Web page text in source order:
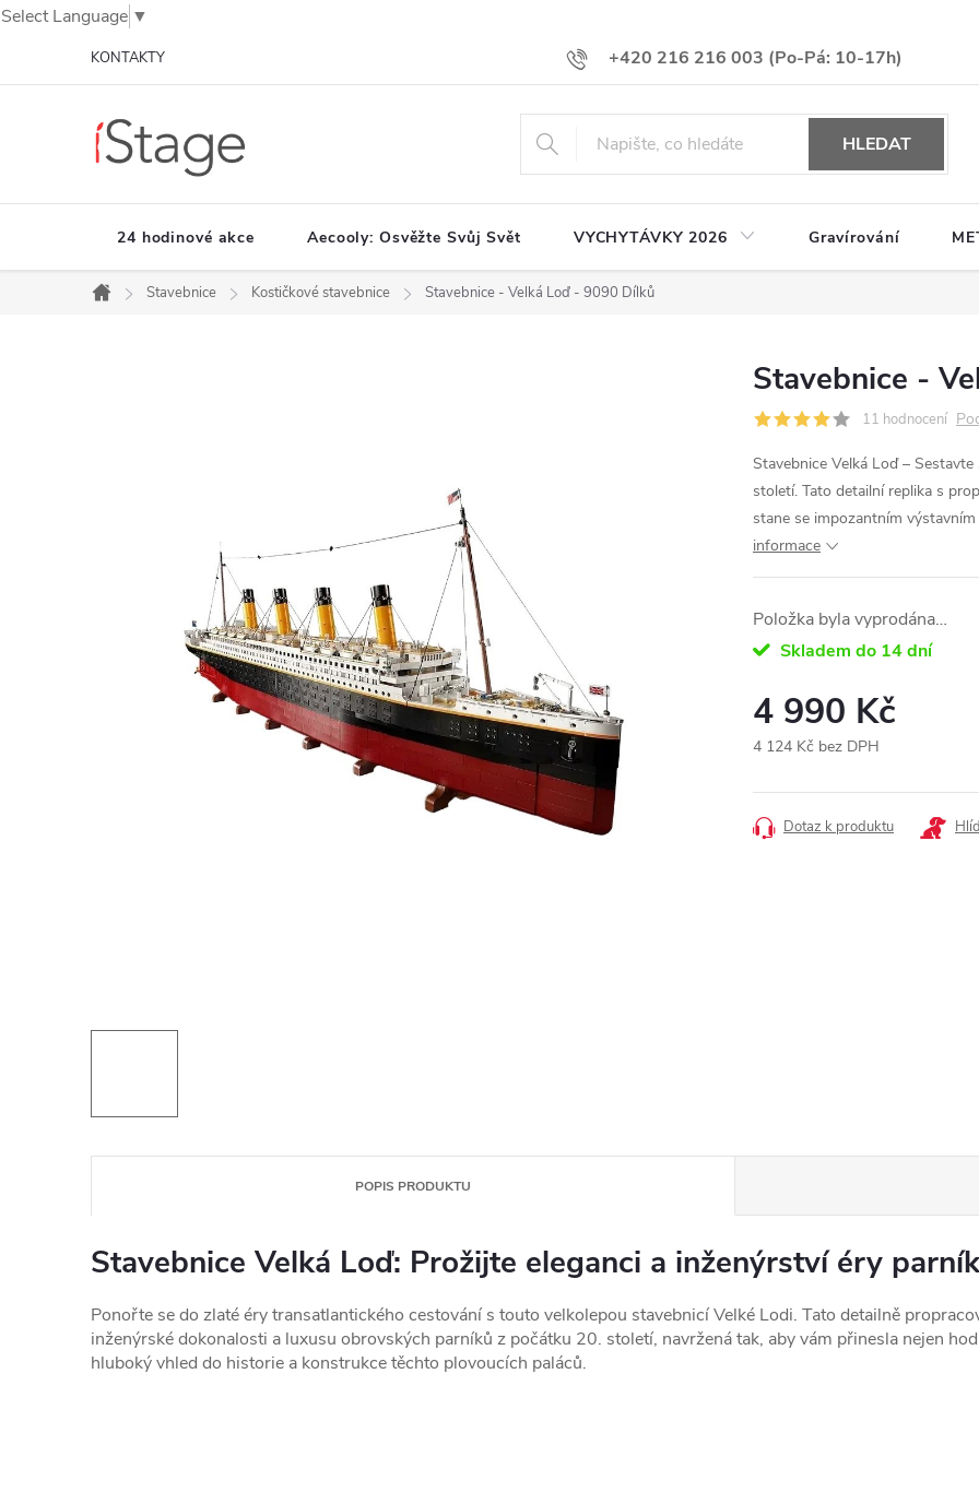
Select Language ▼
+420 216 216 003
KONTAKTY
HLEDAT
24 hodinové akce Aecooly: Osvěžte Svůj Svět VYCHYTÁVKY 2026 Gravírování
Domů
Stavebnice Kostičkové stavebnice Stavebnice - Velká Loď - 9090 Dílků
Stavebnice -
11 hodnocení
Stavebnice Velká Loď –
století. Tato detailní replika s
stane se impozantním
informace
Položka byla vyprodána…
Skladem do 14 dní
4 990 Kč
4 124 Kč bez DPH
cena:
Dotaz k produktu
POPIS PRODUKTU
Stavebnice Velká Loď: Prožijte eleganci a inženýrství éry
Ponořte se do zlaté éry transatlantického cestování s touto velkolepou stavebnicí Velké Lodi. Tato detailně
inženýrské dokonalosti a luxusu obrovských parníků z počátku 20. století, navržená tak, aby vám přinesla nejen
hluboký vhled do historie a konstrukce těchto plovoucích paláců.